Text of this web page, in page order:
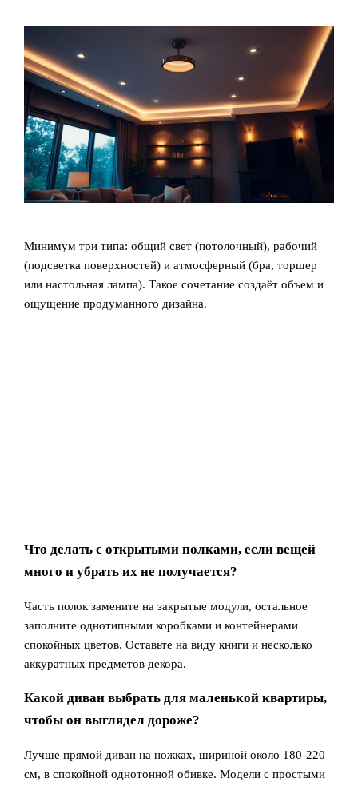
Минимум три типа: общий свет (потолочный), рабочий
(подсветка поверхностей) и атмосферный (бра, торшер
или настольная лампа). Такое сочетание создаёт объем и
ощущение продуманного дизайна.
Что делать с открытыми полками, если вещей
много и убрать их не получается?
Часть полок замените на закрытые модули, остальное
заполните однотипными коробками и контейнерами
спокойных цветов. Оставьте на виду книги и несколько
аккуратных предметов декора.
Какой диван выбрать для маленькой квартиры,
чтобы он выглядел дороже?
Лучше прямой диван на ножках, шириной около 180-220
см, в спокойной однотонной обивке. Модели с простыми